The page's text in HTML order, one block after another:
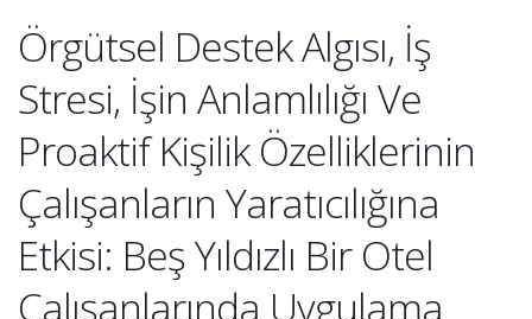
Örgütsel Destek Algısı, İş
Stresi, İşin Anlamlılığı Ve
Proaktif Kişilik Özelliklerinin
Çalışanların Yaratıcılığına
Etkisi: Beş Yıldızlı Bir Otel
Çalışanlarında Uygulama